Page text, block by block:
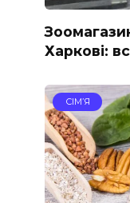
Харкові:
СІМ’Я